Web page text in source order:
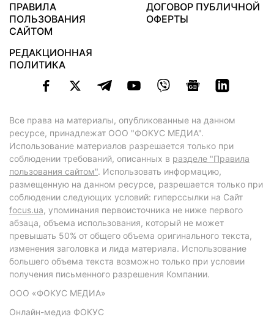
ПРАВИЛА
ПОЛЬЗОВАНИЯ
САЙТОМ
ДОГОВОР ПУБЛИЧНОЙ
ОФЕРТЫ
РЕДАКЦИОННАЯ
ПОЛИТИКА
Все права на материалы, опубликованные на данном
ресурсе, принадлежат ООО "ФОКУС МЕДИА".
Использование материалов разрешается только при
соблюдении требований, описанных в разделе "Правила
пользования сайтом". Использовать информацию,
размещенную на данном ресурсе, разрешается только при
соблюдении следующих условий: гиперссылки на Сайт
focus.ua, упоминания первоисточника не ниже первого
абзаца, объема использования, который не может
превышать 50% от общего объема оригинального текста,
изменения заголовка и лида материала. Использование
большего объема текста возможно только при условии
получения письменного разрешения Компании.
ООО «ФОКУС МЕДИА»
Онлайн-медиа ФОКУС